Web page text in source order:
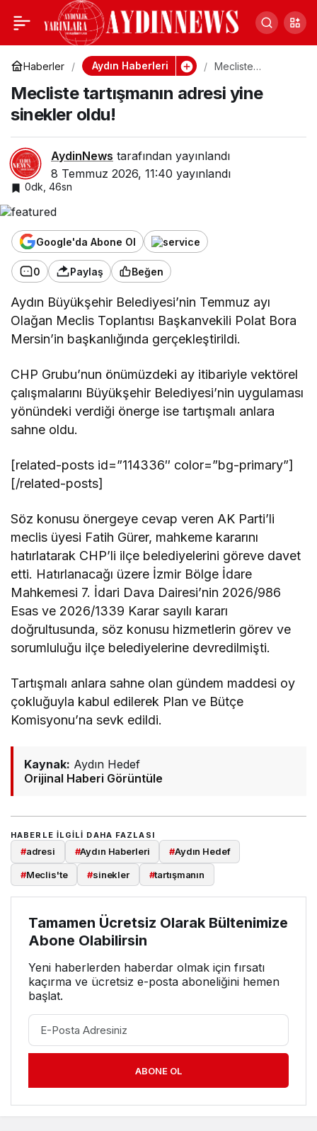
Haberler Aydın Haberleri
Mecliste
yine sinekler oldu!
Mecliste tartışmanın adresi yine
sinekler oldu!
AydinNews tarafından yayınlandı
8 Temmuz 2026, 11:40 yayınlandı
0dk, 46sn
Google'da Abone Ol
0 Paylaş Beğen
Aydın Büyükşehir Belediyesi’nin Temmuz ayı
Olağan Meclis Toplantısı Başkanvekili Polat Bora
Mersin’in başkanlığında gerçekleştirildi.
CHP Grubu’nun önümüzdeki ay itibariyle vektörel
çalışmalarını Büyükşehir Belediyesi’nin uygulaması
yönündeki verdiği önerge ise tartışmalı anlara
sahne oldu.
[related-posts id=”114336″ color=”bg-primary”]
[/related-posts]
Söz konusu önergeye cevap veren AK Parti’li
meclis üyesi Fatih Gürer, mahkeme kararını
hatırlatarak CHP’li ilçe belediyelerini göreve davet
etti. Hatırlanacağı üzere İzmir Bölge İdare
Mahkemesi 7. İdari Dava Dairesi’nin 2026/986
Esas ve 2026/1339 Karar sayılı kararı
doğrultusunda, söz konusu hizmetlerin görev ve
sorumluluğu ilçe belediyelerine devredilmişti.
Tartışmalı anlara sahne olan gündem maddesi oy
çokluğuyla kabul edilerek Plan ve Bütçe
Komisyonu’na sevk edildi.
Kaynak: Aydın Hedef
Orijinal Haberi Görüntüle
HABERLE ILGILI DAHA FAZLASI
#adresi #Aydın Haberleri #Aydın Hedef
#Meclis'te #sinekler #tartışmanın
Tamamen Ücretsiz Olarak Bültenimize
Abone Olabilirsin
Yeni haberlerden haberdar olmak için fırsatı
kaçırma ve ücretsiz e-posta aboneliğini hemen
başlat.
ABONE OL
Meteoroloji’den
Bozdoğan’daki yangın
sonrası kritik rapor!
0 Paylaş